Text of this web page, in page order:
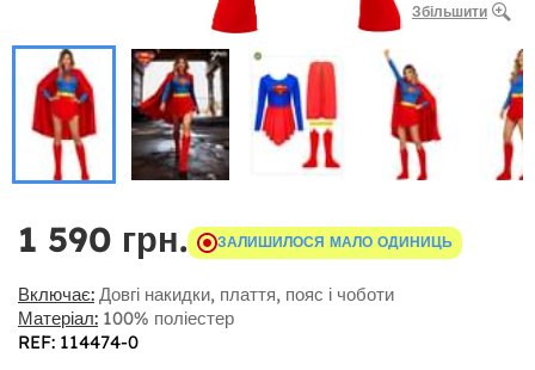
Збільшити
1 590 грн. ЗАЛИШИЛОСЯ МАЛО ОДИНИЦЬ
Включає: Довгі накидки, плаття, пояс і чоботи
Матеріал: 100% поліестер
REF: 114474-0